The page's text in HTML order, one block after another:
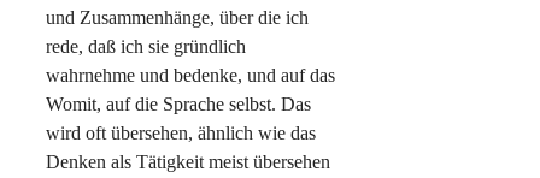
und Zusammenhänge, über die ich
rede, daß ich sie gründlich
wahrnehme und bedenke, und auf das
Womit, auf die Sprache selbst. Das
wird oft übersehen, ähnlich wie das
Denken als Tätigkeit meist übersehen